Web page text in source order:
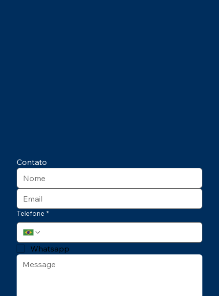
Contato
Telefone *
Whatsapp